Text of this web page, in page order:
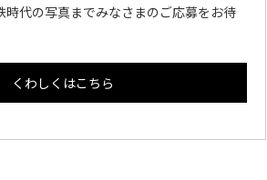
時代の写真までみなさまのご応募をお待
くわしくはこちら